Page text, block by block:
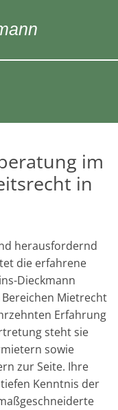
im
in
herausfordernd
die erfahrene
Dieckmann
Mietrecht
Erfahrung
steht sie
sowie
zur Seite. Ihre
Kenntnis der